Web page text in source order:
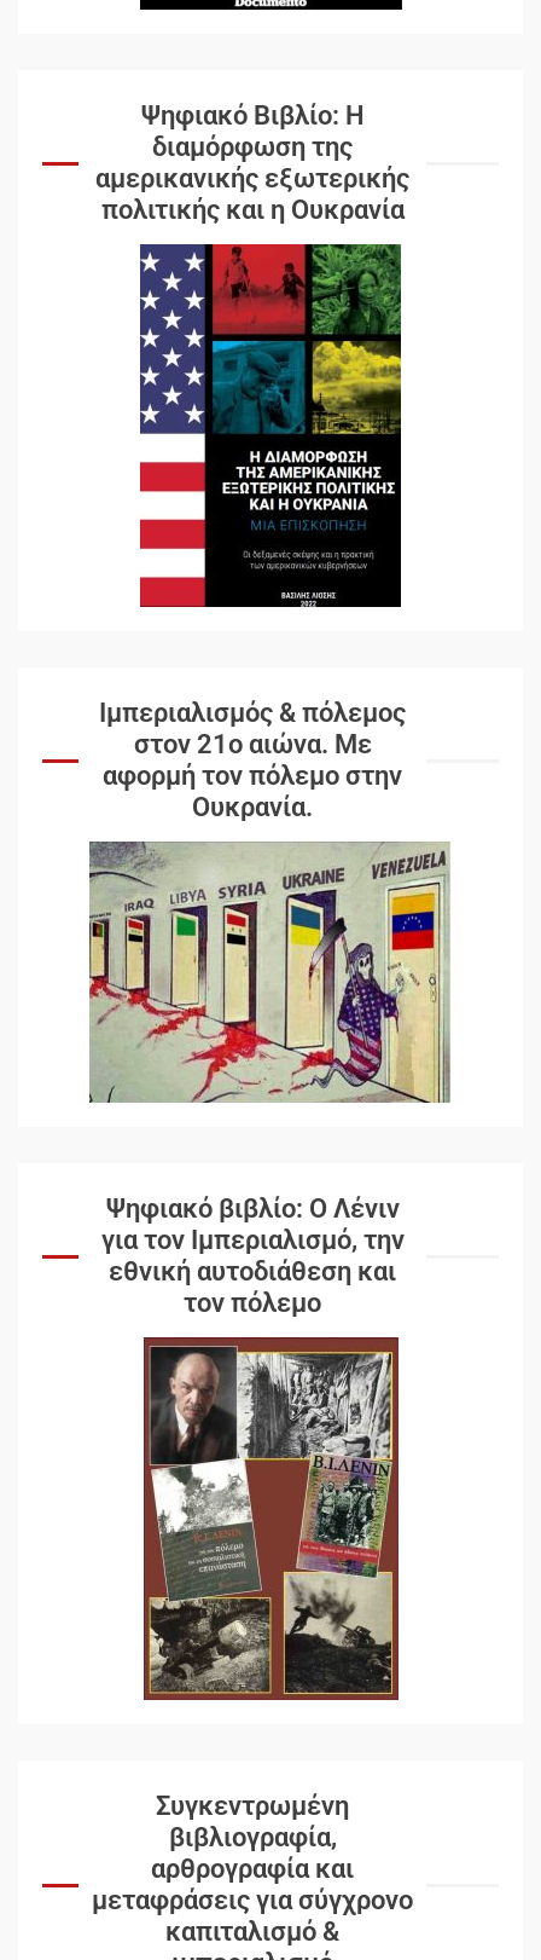
Ψηφιακό Βιβλίο: Η
διαμόρφωση της
αμερικανικής εξωτερικής
πολιτικής και η Ουκρανία
Ιμπεριαλισμός & πόλεμος
στον 21ο αιώνα. Mε
αφορμή τον πόλεμο στην
Ουκρανία.
Ψηφιακό βιβλίο: Ο Λένιν
για τον Ιμπεριαλισμό, την
εθνική αυτοδιάθεση και
τον πόλεμο
Συγκεντρωμένη
βιβλιογραφία,
αρθρογραφία και
μεταφράσεις για σύγχρονο
καπιταλισμό &